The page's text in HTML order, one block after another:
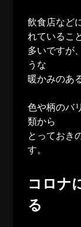
飲食店など
れているこ
多いですが
うな
暖かみのあ
色や柄のバ
類から
とっておき
す。
コロナ
る